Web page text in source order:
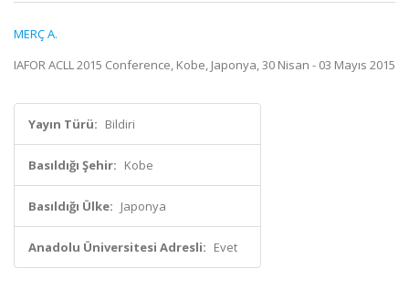
MERÇ A.
IAFOR ACLL 2015 Conference, Kobe, Japonya, 30 Nisan - 03 Mayıs 2015
Yayın Türü: Bildiri
Basıldığı Şehir: Kobe
Basıldığı Ülke: Japonya
Anadolu Üniversitesi Adresli: Evet